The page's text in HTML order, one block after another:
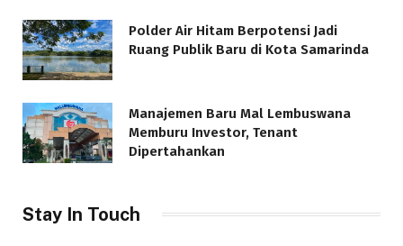
Polder Air Hitam Berpotensi Jadi
Ruang Publik Baru di Kota Samarinda
Manajemen Baru Mal Lembuswana
Memburu Investor, Tenant
Dipertahankan
Stay In Touch